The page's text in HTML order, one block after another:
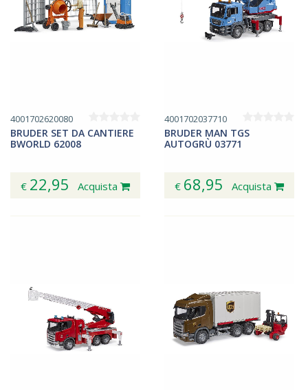
4001702620080
BRUDER SET DA CANTIERE
BWORLD 62008
€ 22,95 Acquista
4001702037710
BRUDER MAN TGS
AUTOGRÙ 03771
€ 68,95 Acquista